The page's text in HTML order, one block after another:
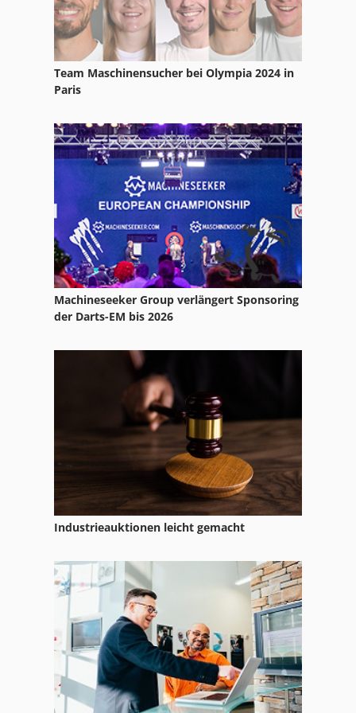
Ka 77
Kgs 1670
Krämer Und Grebe
Mobile Autopresse
Papier Und Stoffpresse
Presse
Presse Hydraulisch
Reinluftentstauber Und Brikettierpresse
Schuhmachermaschine Fraes Und Schleifmaschine
Werkstattpresse Hydraulisch
Team Maschinensucher bei Olympia 2024 in
Paris
Machineseeker Group verlängert Sponsoring
der Darts-EM bis 2026
Industrieauktionen leicht gemacht